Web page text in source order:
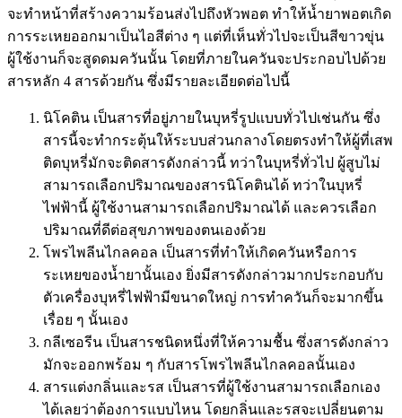
จะทำหน้าที่สร้างความร้อนส่งไปถึงหัวพอต ทำให้น้ำยาพอตเกิด
การระเหยออกมาเป็นไอสีต่าง ๆ แต่ที่เห็นทั่วไปจะเป็นสีขาวขุ่น
ผู้ใช้งานก็จะสูดดมควันนั้น โดยที่ภายในควันจะประกอบไปด้วย
สารหลัก 4 สารด้วยกัน ซึ่งมีรายละเอียดต่อไปนี้
นิโคติน เป็นสารที่อยู่ภายในบุหรี่รูปแบบทั่วไปเช่นกัน ซึ่ง
สารนี้จะทำกระตุ้นให้ระบบส่วนกลางโดยตรงทำให้ผู้ที่เสพ
ติดบุหรี่มักจะติดสารดังกล่าวนี้ ทว่าในบุหรี่ทั่วไป ผู้สูบไม่
สามารถเลือกปริมาณของสารนิโคตินได้ ทว่าในบุหรี่
ไฟฟ้านี้ ผู้ใช้งานสามารถเลือกปริมาณได้ และควรเลือก
ปริมาณที่ดีต่อสุขภาพของตนเองด้วย
โพรไพลีนไกลคอล เป็นสารที่ทำให้เกิดควันหรือการ
ระเหยของน้ำยานั้นเอง ยิ่งมีสารดังกล่าวมากประกอบกับ
ตัวเครื่องบุหรี่ไฟฟ้ามีขนาดใหญ่ การทำควันก็จะมากขึ้น
เรื่อย ๆ นั้นเอง
กลีเซอรีน เป็นสารชนิดหนึ่งที่ให้ความชื้น ซึ่งสารดังกล่าว
มักจะออกพร้อม ๆ กับสารโพรไพลีนไกลคอลนั้นเอง
สารแต่งกลิ่นและรส เป็นสารที่ผู้ใช้งานสามารถเลือกเอง
ได้เลยว่าต้องการแบบไหน โดยกลิ่นและรสจะเปลี่ยนตาม